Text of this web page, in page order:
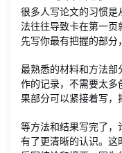
很多人写论文的习惯是
法往往导致卡在第一页
先写你最有把握的部分
最熟悉的材料和方法部
作的记录，不需要太多
果部分可以紧接着写，
等方法和结果写完了，
有了更清晰的认识。这